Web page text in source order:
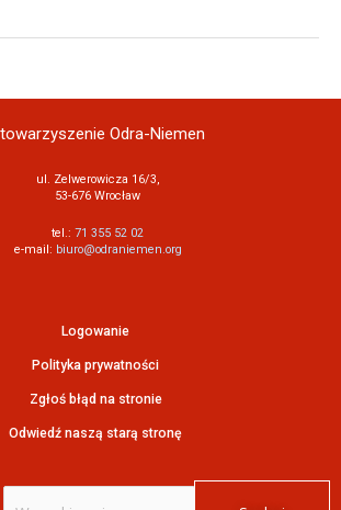
Odra-Niemen
ul. Zelwerowicza 16/3,
53-676 Wrocław
tel.: 71 355 52 02
e-mail: biuro@odraniemen.org
Logowanie
Polityka prywatności
Zgłoś błąd na stronie
Odwiedź naszą starą stronę
Szukaj
dla: